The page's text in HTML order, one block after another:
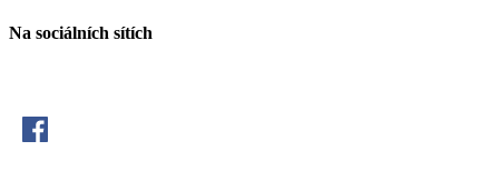
Na sociálních sítích